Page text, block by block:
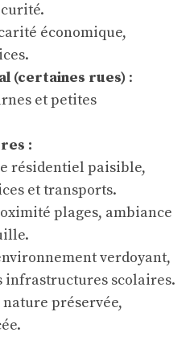
économique,
(certaines rues) :
et petites
:
résidentiel paisible,
et transports.
plages, ambiance
verdoyant,
infrastructures scolaires.
nature préservée,